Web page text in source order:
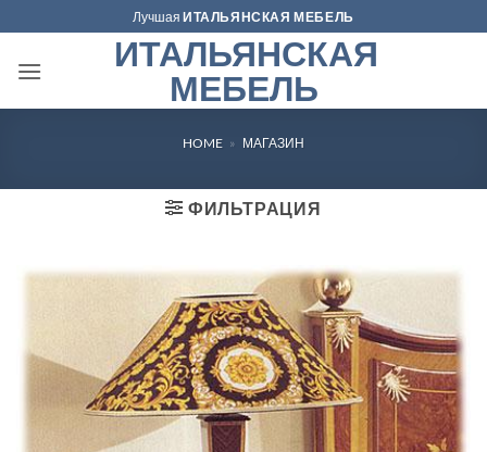
to
content
ЛучшаяИТАЛЬЯНСКАЯ МЕБЕЛЬ
ИТАЛЬЯНСКАЯ
МЕБЕЛЬ
HOME » МАГАЗИН
ФИЛЬТРАЦИЯ